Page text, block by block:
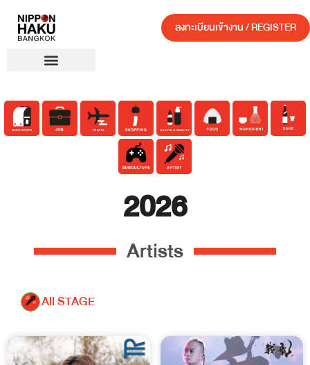
ลงทะเบียนเข้างาน / REGISTER
2026
Artists
All STAGE